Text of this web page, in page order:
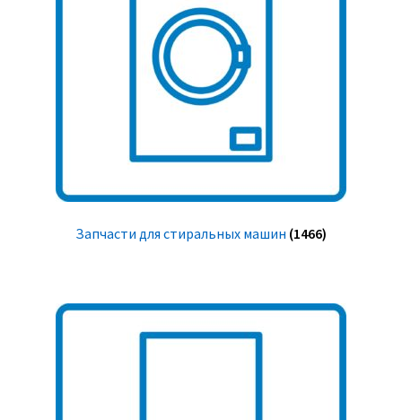
Запчасти для стиральных машин (1466)